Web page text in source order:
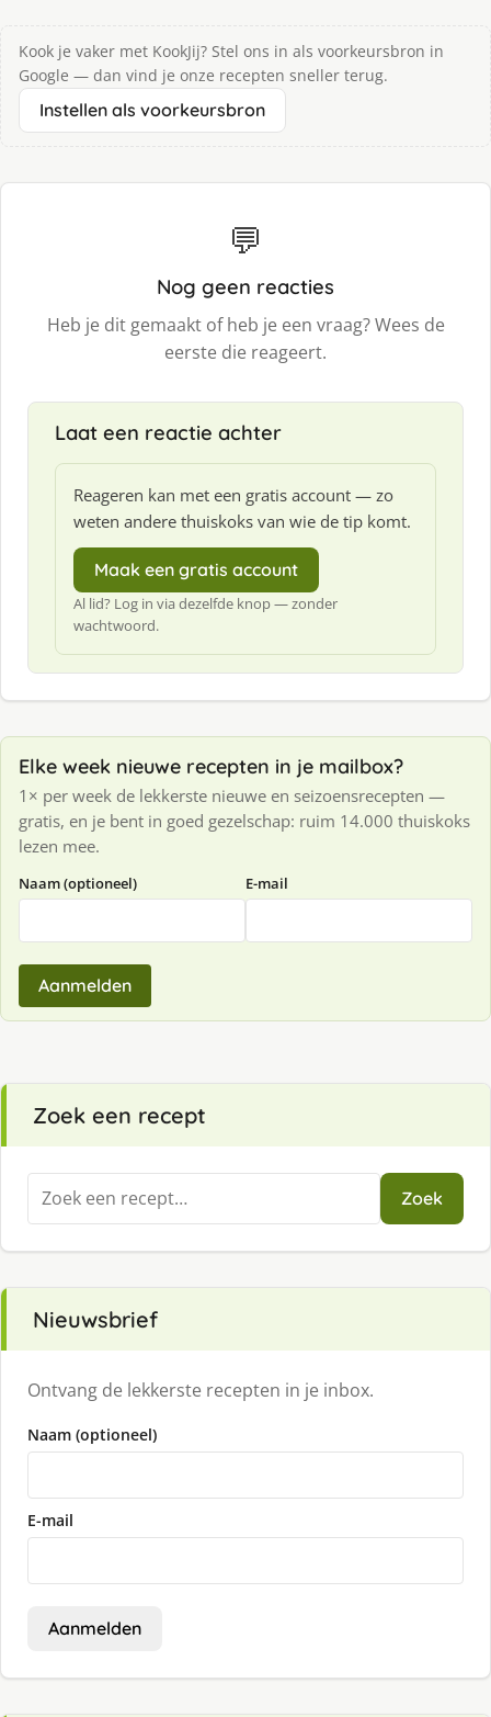
Kook je vaker met KookJij? Stel ons in als voorkeursbron in
Google — dan vind je onze recepten sneller terug.
Instellen als voorkeursbron
💬
Nog geen reacties
Heb je dit gemaakt of heb je een vraag? Wees de
eerste die reageert.
Laat een reactie achter
Reageren kan met een gratis account — zo
weten andere thuiskoks van wie de tip komt.
Maak een gratis account
Al lid? Log in via dezelfde knop — zonder
wachtwoord.
Elke week nieuwe recepten in je mailbox?
1× per week de lekkerste nieuwe en seizoensrecepten —
gratis, en je bent in goed gezelschap: ruim 14.000 thuiskoks
lezen mee.
Naam (optioneel) E-mail
Aanmelden
Zoek een recept
Zoeken
naar:
Zoek
Nieuwsbrief
Ontvang de lekkerste recepten in je inbox.
Naam (optioneel)
E-mail
Aanmelden